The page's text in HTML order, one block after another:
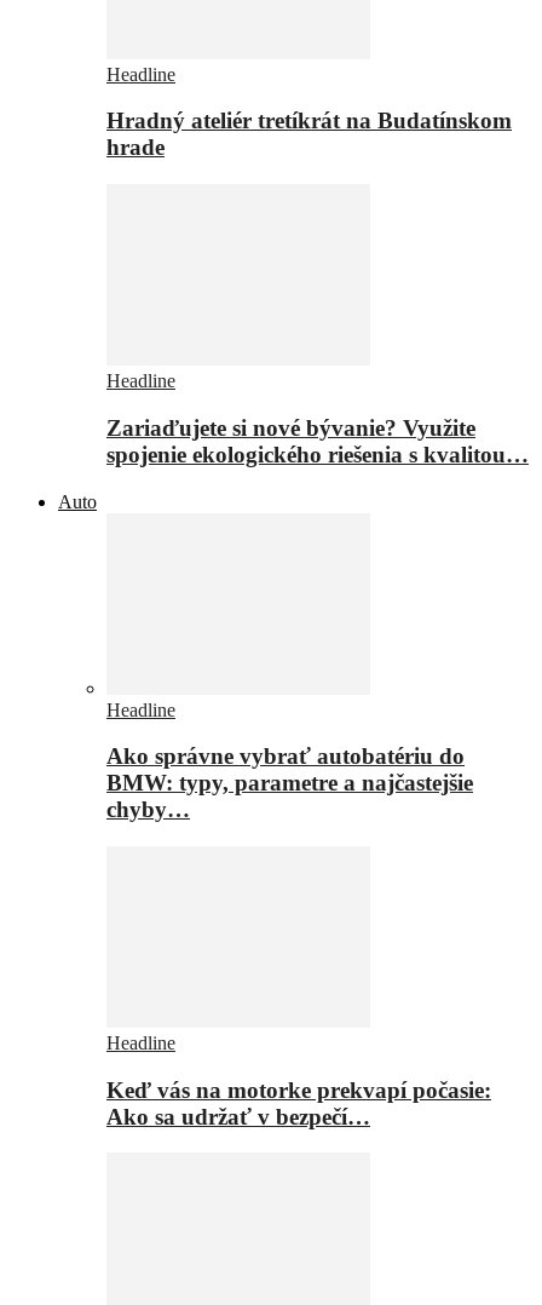
Headline
Hradný ateliér tretíkrát na Budatínskom
hrade
Headline
Zariaďujete si nové bývanie? Využite
spojenie ekologického riešenia s kvalitou…
Auto
Headline
Ako správne vybrať autobatériu do
BMW: typy, parametre a najčastejšie
chyby…
Headline
Keď vás na motorke prekvapí počasie:
Ako sa udržať v bezpečí…